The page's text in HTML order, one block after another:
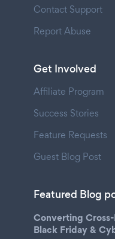
Contact Support
Report Abuse
Get Involved
Affiliate Program
Success Stories
Feature Requests
Guest Blog Post
Featured Blog
Converting
Black Friday &